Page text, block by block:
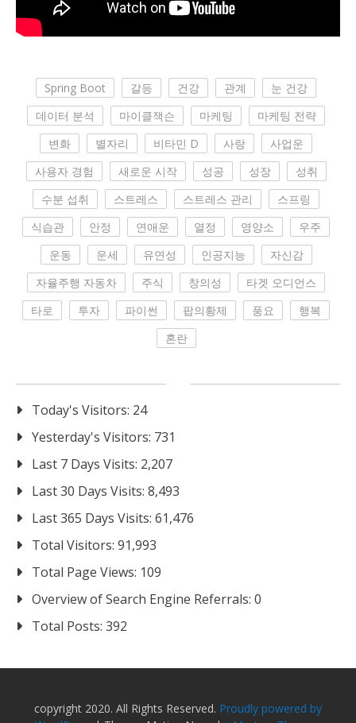
Spring Boot 갈등 건강 관계
눈 건강
데이터 분석
마이클잭슨 마케팅
마케팅 전략
변화
별자리 비타민 D 사랑
사업운
사용자 경험
새로운 시작 성공 성장
성취
수분 섭취
스트레스 스트레스 관리
스프링
식습관
안정 연애운 열정 영양소
우주
운동
운세 유연성 인공지능
자신감
자율주행 자동차
주식 창의성
타겟 오디언스
타로
투자 파이썬 팝의황제 풍요
행복
혼란
Today's Visitors: 24
Yesterday's Visitors: 731
Last 7 Days Visits: 2,207
Last 30 Days Visits: 8,493
Last 365 Days Visits: 61,476
Total Visitors: 91,993
Total Page Views: 109
Overview of Search Engine Referrals: 0
Total Posts: 392
copyright 2020. All Rights Reserved. Proudly powered by